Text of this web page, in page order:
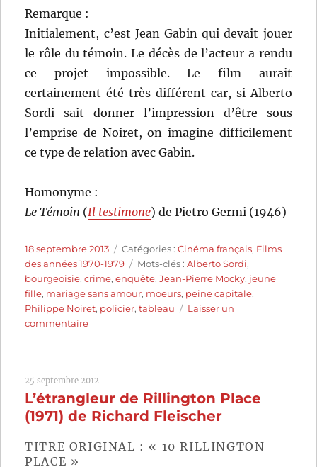
Remarque :
Initialement, c’est Jean Gabin qui devait jouer
le rôle du témoin. Le décès de l’acteur a rendu
ce projet impossible. Le film aurait
certainement été très différent car, si Alberto
Sordi sait donner l’impression d’être sous
l’emprise de Noiret, on imagine difficilement
ce type de relation avec Gabin.
Homonyme :
Le Témoin (Il testimone) de Pietro Germi (1946)
Publié
le
18 septembre 2013 Catégories
Catégories :Cinéma français, Films
des années 1970-1979
Étiquettes
Mots-clés :Alberto Sordi,
bourgeoisie,crime,enquête,Jean-Pierre Mocky, jeune
fille, mariage sans amour, moeurs, peine capitale,
Philippe Noiret, policier,tableau
Laisser un
commentairesur
Le
de
Jean-
Pierre
25 septembre 2012
L’étrangleur de Rillington Place
(1971) de Richard Fleischer
TITRE ORIGINAL : « 10 RILLINGTON
PLACE »